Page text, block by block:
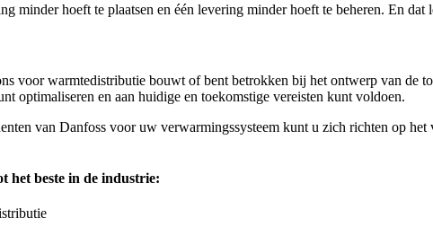
minder hoeft te plaatsen en één levering minder hoeft te beheren. En
voor warmtedistributie bouwt of bent betrokken bij het ontwerp van de
optimaliseren en aan huidige en toekomstige vereisten kunt voldoen.
van Danfoss voor uw verwarmingssysteem kunt u zich richten op
het beste in de industrie: